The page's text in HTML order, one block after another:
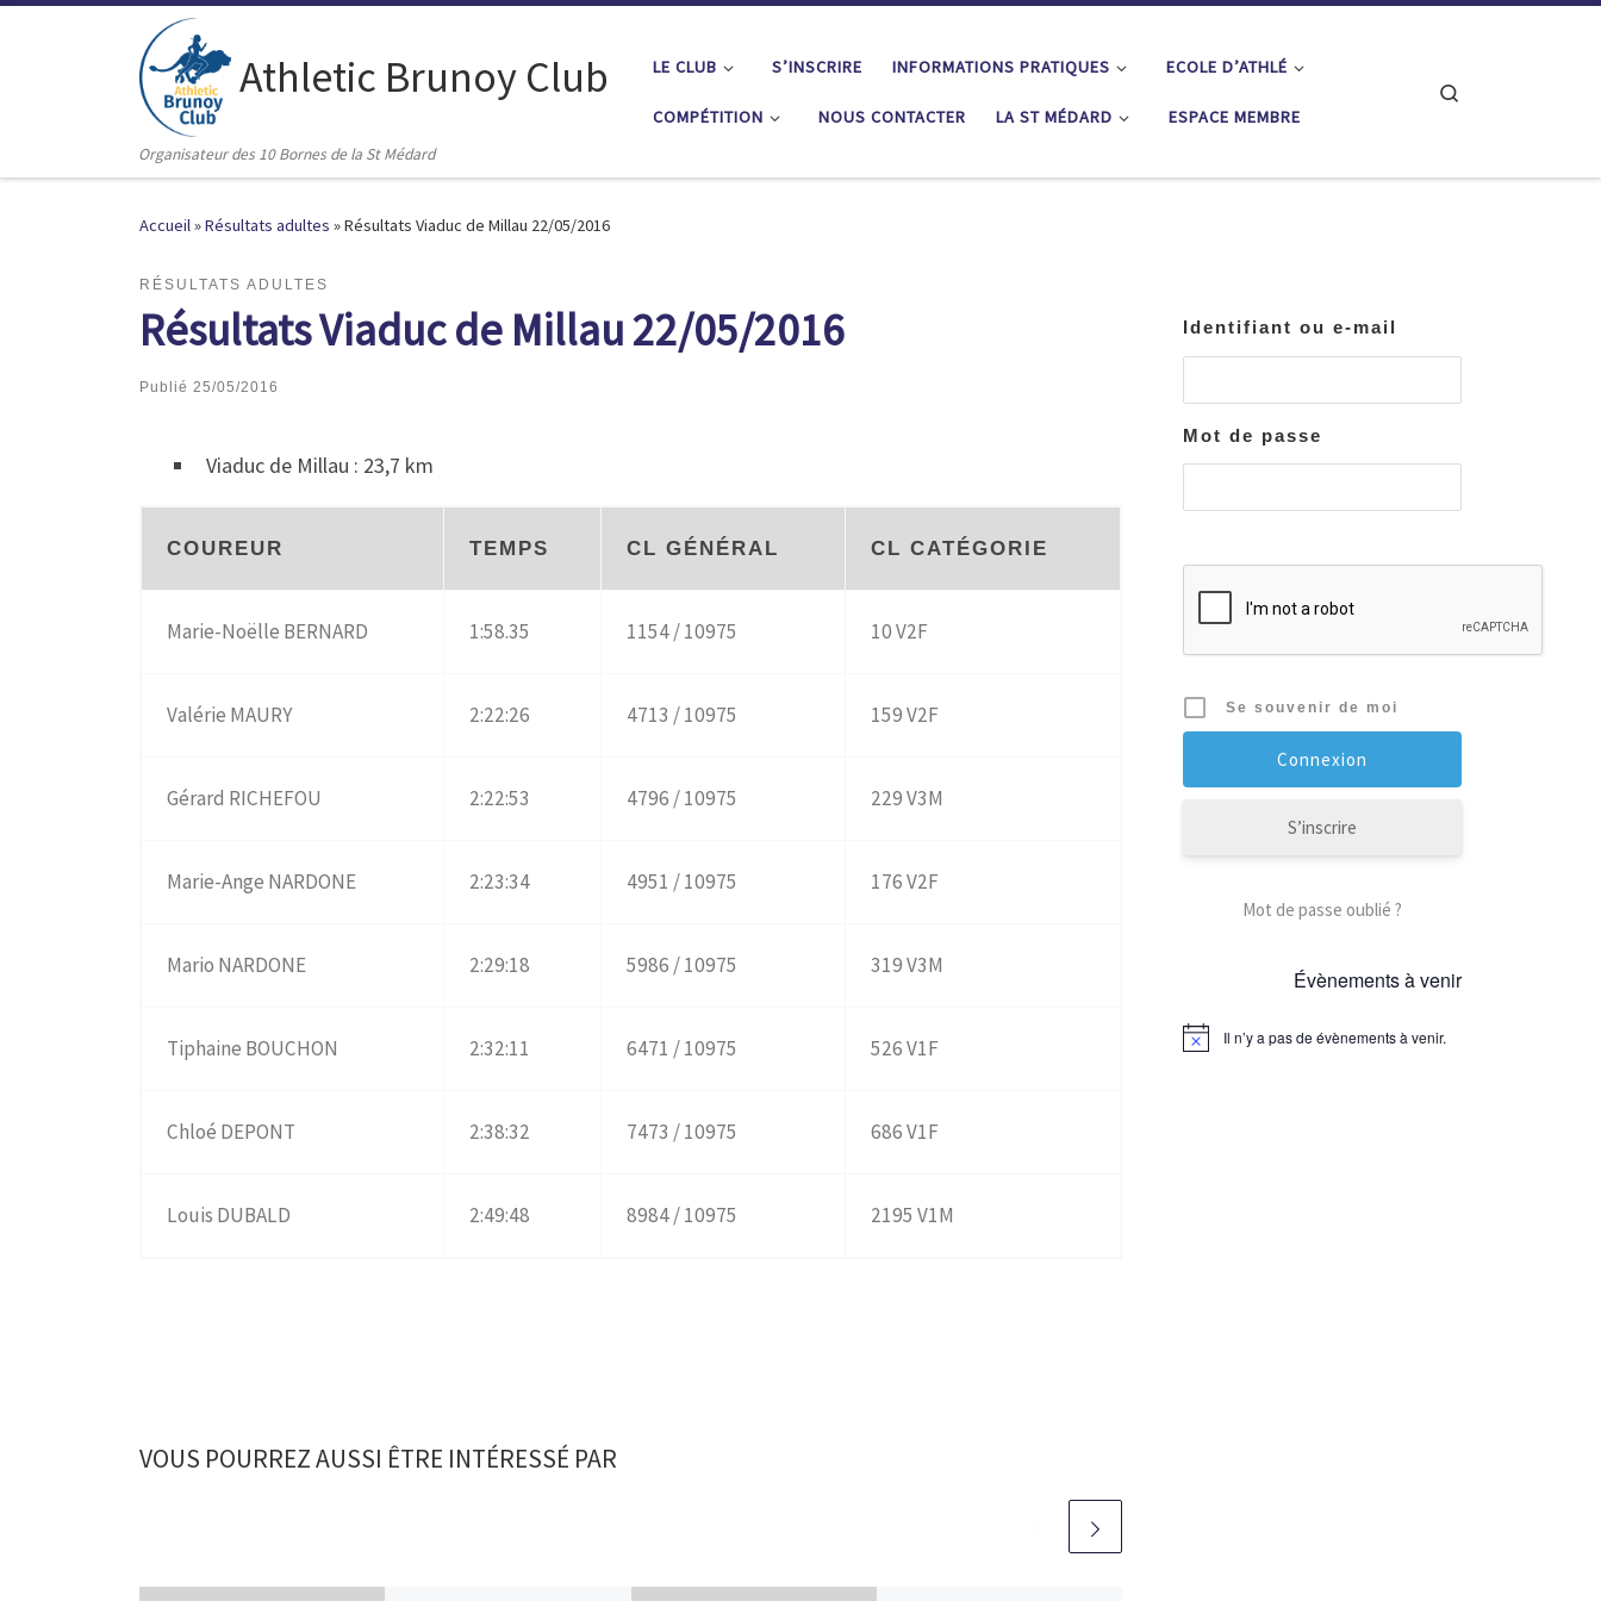
Passer au contenu
Athletic Brunoy Club
Organisateur des 10 Bornes de la St Médard
LE CLUB S’INSCRIRE INFORMATIONS PRATIQUES ECOLE D’ATHLÉ
COMPÉTITION NOUS CONTACTER LA ST MÉDARD ESPACE MEMBRE
Accueil»Résultats adultes »Résultats Viaduc de Millau 22/05/2016
RÉSULTATS ADULTES
Résultats Viaduc de Millau 22/05/2016
Publié 25/05/2016
Viaduc de Millau : 23,7 km
COUREUR TEMPS CL GÉNÉRAL CL CATÉGORIE
Marie-Noëlle BERNARD 1:58.35 1154 / 10975 10 V2F
Valérie MAURY 2:22:26 4713 / 10975 159 V2F
Gérard RICHEFOU 2:22:53 4796 / 10975 229 V3M
Marie-Ange NARDONE 2:23:34 4951 / 10975 176 V2F
Mario NARDONE 2:29:18 5986 / 10975 319 V3M
Tiphaine BOUCHON 2:32:11 6471 / 10975 526 V1F
Chloé DEPONT 2:38:32 7473 / 10975 686 V1F
Louis DUBALD 2:49:48 8984 / 10975 2195 V1M
VOUS POURREZ AUSSI ÊTRE INTÉRESSÉ PAR
Identifiant ou e-mail
Mot de passe
Se souvenir de moi
S’inscrire
Mot de passe oublié ?
Évènements à venir
Il n’y a pas de évènements à venir.